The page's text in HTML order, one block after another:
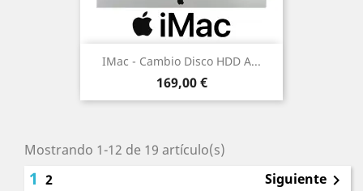
IMac - Cambio Disco HDD A...
Precio
169,00 €
Mostrando 1-12 de 19 artículo(s)
1 2 Siguiente 